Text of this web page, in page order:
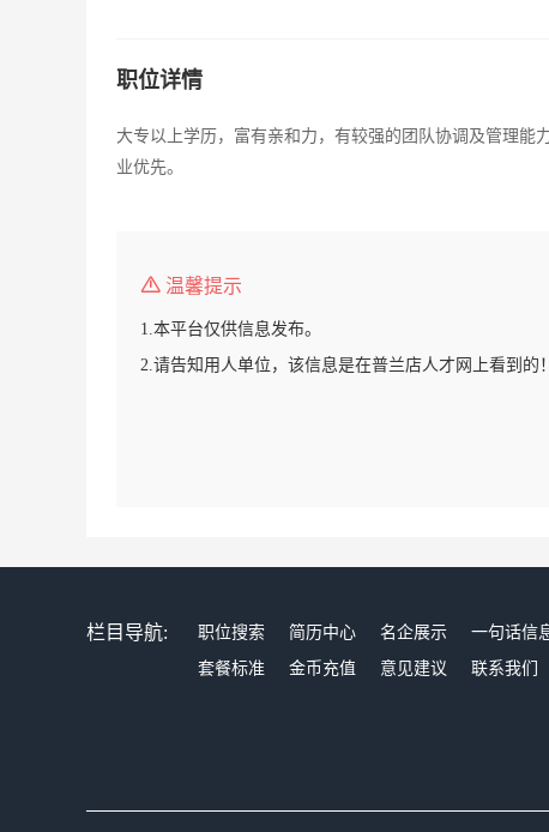
职位详情
大专以上学历，富有亲和力，有较强的团队协调及管理
业优先。
温馨提示
1.本平台仅供信息发布。
2.请告知用人单位，该信息是在普兰店人才网上看到的！
栏目导航: 职位搜索 简历中心 名企展示 一句话信
套餐标准
金币充值 意见建议 联系我们